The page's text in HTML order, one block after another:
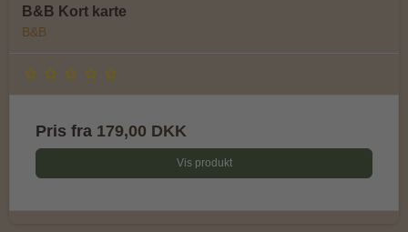
B&B Kort karte
B&B
Pris fra 179,00 DKK
Vis produkt